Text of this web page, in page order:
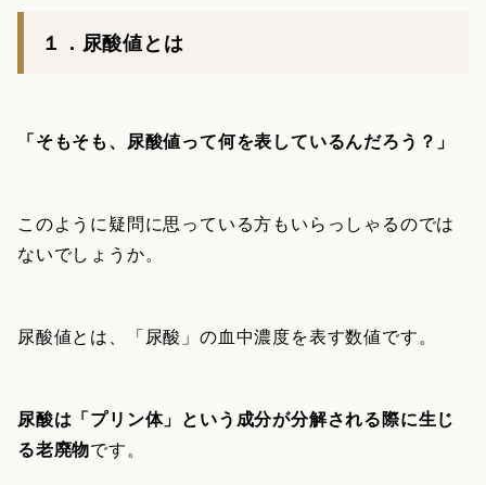
１．尿酸値とは
「そもそも、尿酸値って何を表しているんだろう？」
このように疑問に思っている方もいらっしゃるのでは
ないでしょうか。
尿酸値とは、「尿酸」の血中濃度を表す数値です。
尿酸は「プリン体」という成分が分解される際に生じ
る老廃物です。